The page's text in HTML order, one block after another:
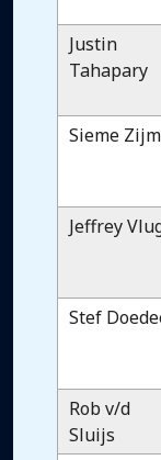
Justin
Tahapary
Sieme Zijm
Jeffrey
Stef
Rob v/d
Sluijs